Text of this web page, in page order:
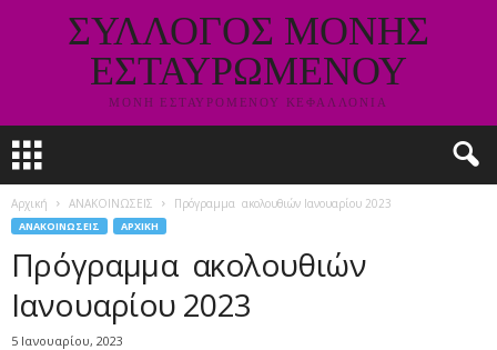
ΣΥΛΛΟΓΟΣ ΜΟΝΗΣ
ΕΣΤΑΥΡΩΜΕΝΟΥ
ΜΟΝΗ ΕΣΤΑΥΡΟΜΕΝΟΥ ΚΕΦΑΛΛΟΝΙΑ
Αρχική ΑΝΑΚΟΙΝΩΣΕΙΣ Πρόγραμμα ακολουθιών Ιανουαρίου 2023
ΑΝΑΚΟΙΝΩΣΕΙΣ ΑΡΧΙΚΗ
Πρόγραμμα ακολουθιών
Ιανουαρίου 2023
5 Ιανουαρίου, 2023